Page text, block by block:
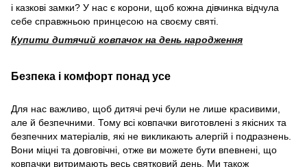
і казкові замки? У нас є корони, щоб кожна дівчинка відчула
себе справжньою принцесою на своєму святі.
Купити дитячий ковпачок на день народження
Безпека і комфорт понад усе
Для нас важливо, щоб дитячі речі були не лише красивими,
але й безпечними. Тому всі ковпачки виготовлені з якісних та
безпечних матеріалів, які не викликають алергій і подразнень.
Вони міцні та довговічні, отже ви можете бути впевнені, що
ковпачки витримають весь святковий день. Ми також